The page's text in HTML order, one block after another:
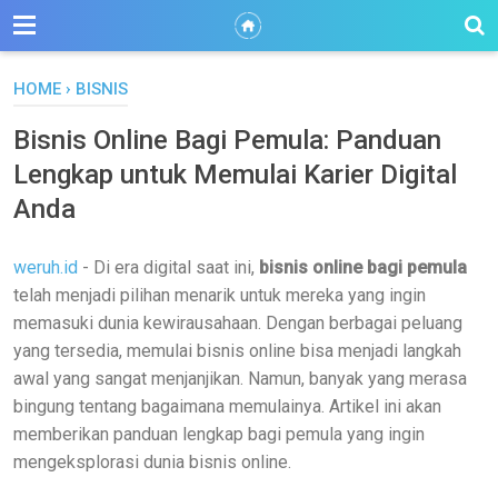
HOME › BISNIS
Bisnis Online Bagi Pemula: Panduan
Lengkap untuk Memulai Karier Digital
Anda
weruh.id - Di era digital saat ini, bisnis online bagi pemula
telah menjadi pilihan menarik untuk mereka yang ingin
memasuki dunia kewirausahaan. Dengan berbagai peluang
yang tersedia, memulai bisnis online bisa menjadi langkah
awal yang sangat menjanjikan. Namun, banyak yang merasa
bingung tentang bagaimana memulainya. Artikel ini akan
memberikan panduan lengkap bagi pemula yang ingin
mengeksplorasi dunia bisnis online.